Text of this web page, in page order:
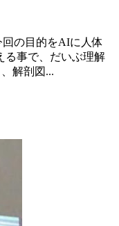
の目的をAIに人体
る事で、だいぶ理解
解剖図...